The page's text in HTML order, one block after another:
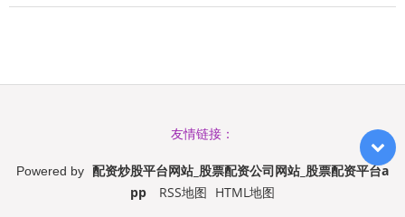
友情链接：
Powered by 配资炒股平台网站_股票配资公司网站_股票配资平台a
pp
RSS地图 HTML地图